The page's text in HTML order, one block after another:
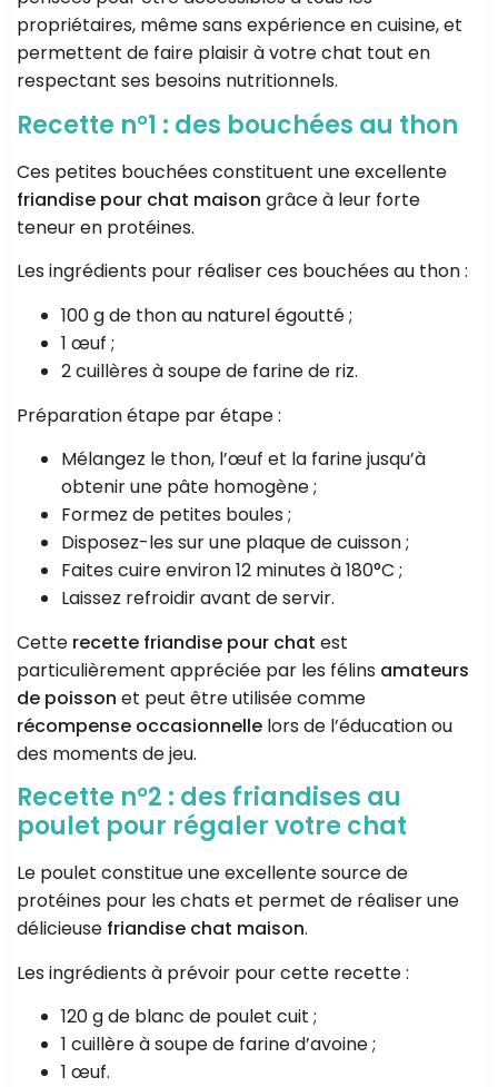
propriétaires, même sans expérience en cuisine, et
permettent de faire plaisir à votre chat tout en
respectant ses besoins nutritionnels.
Recette n°1 : des bouchées au thon
Ces petites bouchées constituent une excellente
friandise pour chat maison grâce à leur forte
teneur en protéines.
Les ingrédients pour réaliser ces bouchées au thon :
100 g de thon au naturel égoutté ;
1 œuf ;
2 cuillères à soupe de farine de riz.
Préparation étape par étape :
Mélangez le thon, l’œuf et la farine jusqu’à
obtenir une pâte homogène ;
Formez de petites boules ;
Disposez-les sur une plaque de cuisson ;
Faites cuire environ 12 minutes à 180°C ;
Laissez refroidir avant de servir.
Cette recette friandise pour chat est
particulièrement appréciée par les félins amateurs
de poisson et peut être utilisée comme
récompense occasionnelle lors de l’éducation ou
des moments de jeu.
Recette n°2 : des friandises au
poulet pour régaler votre chat
Le poulet constitue une excellente source de
protéines pour les chats et permet de réaliser une
délicieuse friandise chat maison.
Les ingrédients à prévoir pour cette recette :
120 g de blanc de poulet cuit ;
1 cuillère à soupe de farine d’avoine ;
1 œuf.